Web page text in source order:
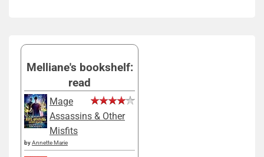
Melliane's bookshelf:
read
Mage
Assassins & Other
Misfits
byAnnette Marie